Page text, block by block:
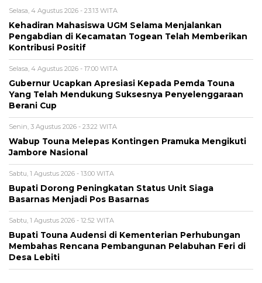
Selasa, 4 Agustus 2026 - 23:13 WITA
Kehadiran Mahasiswa UGM Selama Menjalankan
Pengabdian di Kecamatan Togean Telah Memberikan
Kontribusi Positif
Selasa, 4 Agustus 2026 - 17:00 WITA
Gubernur Ucapkan Apresiasi Kepada Pemda Touna
Yang Telah Mendukung Suksesnya Penyelenggaraan
Berani Cup
Senin, 3 Agustus 2026 - 23:22 WITA
Wabup Touna Melepas Kontingen Pramuka Mengikuti
Jambore Nasional
Sabtu, 1 Agustus 2026 - 13:00 WITA
Bupati Dorong Peningkatan Status Unit Siaga
Basarnas Menjadi Pos Basarnas
Sabtu, 1 Agustus 2026 - 12:52 WITA
Bupati Touna Audensi di Kementerian Perhubungan
Membahas Rencana Pembangunan Pelabuhan Feri di
Desa Lebiti